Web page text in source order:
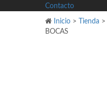
Contacto
Inicio > Tienda >
BOCAS